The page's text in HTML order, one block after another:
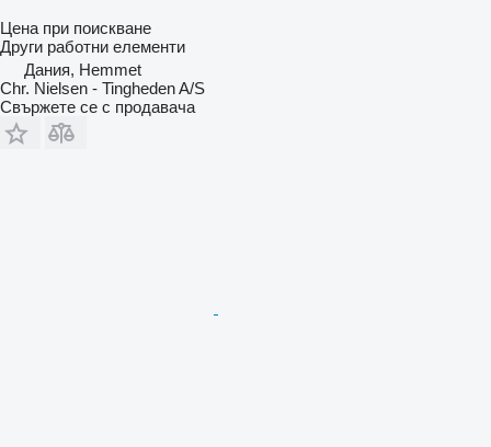
Цена при поискване
Други работни елементи
Дания, Hemmet
Chr. Nielsen - Tingheden A/S
Свържете се с продавача